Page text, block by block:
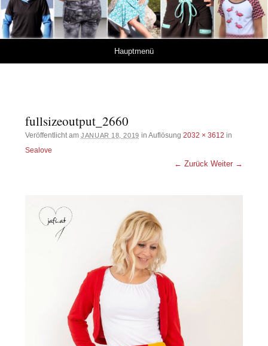
Hauptmenü
fullsizeoutput_2660
Veröffentlicht amJANUAR 18, 2019 in Auflösung 2032 × 3612 in
Sealove
← Zurück Weiter →